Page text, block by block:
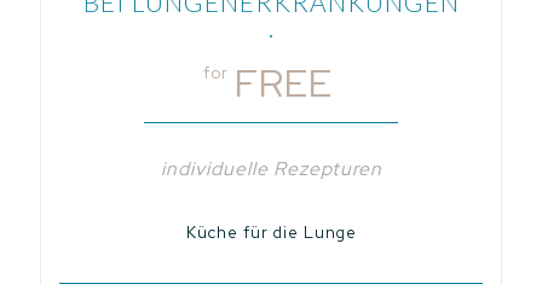
.
for FREE
individuelle Rezepturen
Küche für die Lunge